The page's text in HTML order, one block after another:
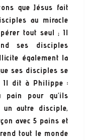
que Jésus fait
au miracle
tout seul ; Il
ses disciples
également la
ses disciples se
Il dit à Philippe :
pain pour qu’ils
un autre disciple,
avec 5 pains et
tout le monde